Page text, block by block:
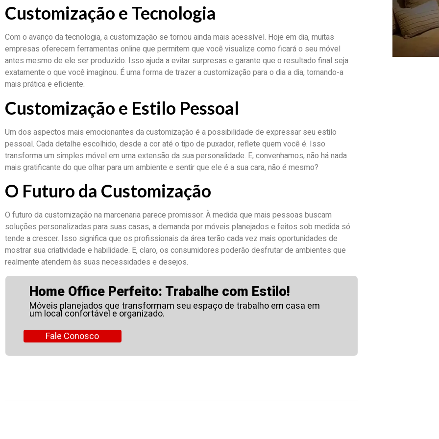
Customização e Tecnologia
Com o avanço da tecnologia, a customização se tornou ainda mais acessível. Hoje em dia, muitas
empresas oferecem ferramentas online que permitem que você visualize como ficará o seu móvel
antes mesmo de ele ser produzido. Isso ajuda a evitar surpresas e garante que o resultado final seja
exatamente o que você imaginou. É uma forma de trazer a customização para o dia a dia, tornando-a
mais prática e eficiente.
Customização e Estilo Pessoal
Um dos aspectos mais emocionantes da customização é a possibilidade de expressar seu estilo
pessoal. Cada detalhe escolhido, desde a cor até o tipo de puxador, reflete quem você é. Isso
transforma um simples móvel em uma extensão da sua personalidade. E, convenhamos, não há nada
mais gratificante do que olhar para um ambiente e sentir que ele é a sua cara, não é mesmo?
O Futuro da Customização
O futuro da customização na marcenaria parece promissor. À medida que mais pessoas buscam
soluções personalizadas para suas casas, a demanda por móveis planejados e feitos sob medida só
tende a crescer. Isso significa que os profissionais da área terão cada vez mais oportunidades de
mostrar sua criatividade e habilidade. E, claro, os consumidores poderão desfrutar de ambientes que
realmente atendem às suas necessidades e desejos.
Home Office Perfeito: Trabalhe com Estilo!
Móveis planejados que transformam seu espaço de trabalho em casa em
um local confortável e organizado.
Fale Conosco